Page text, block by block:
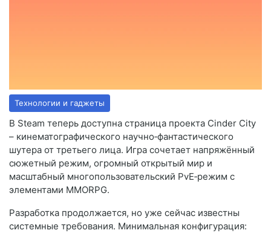
Технологии и гаджеты
В Steam теперь доступна страница проекта Cinder City
– кинематографического научно‑фантастического
шутера от третьего лица. Игра сочетает напряжённый
сюжетный режим, огромный открытый мир и
масштабный многопользовательский PvE‑режим с
элементами MMORPG.
Разработка продолжается, но уже сейчас известны
системные требования. Минимальная конфигурация: